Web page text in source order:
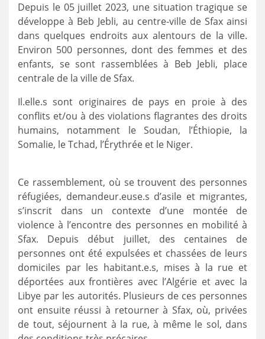
Depuis le 05 juillet 2023, une situation tragique se
développe à Beb Jebli, au centre-ville de Sfax ainsi
dans quelques endroits aux alentours de la ville.
Environ 500 personnes, dont des femmes et des
enfants, se sont rassemblées à Beb Jebli, place
centrale de la ville de Sfax.
Il.elle.s sont originaires de pays en proie à des
conflits et/ou à des violations flagrantes des droits
humains, notamment le Soudan, l’Éthiopie, la
Somalie, le Tchad, l’Érythrée et le Niger.
Ce rassemblement, où se trouvent des personnes
réfugiées, demandeur.euse.s d’asile et migrantes,
s’inscrit dans un contexte d’une montée de
violence à l’encontre des personnes en mobilité à
Sfax. Depuis début juillet, des centaines de
personnes ont été expulsées et chassées de leurs
domiciles par les habitant.e.s, mises à la rue et
déportées aux frontières avec l’Algérie et avec la
Libye par les autorités. Plusieurs de ces personnes
ont ensuite réussi à retourner à Sfax, où, privées
de tout, séjournent à la rue, à même le sol, dans